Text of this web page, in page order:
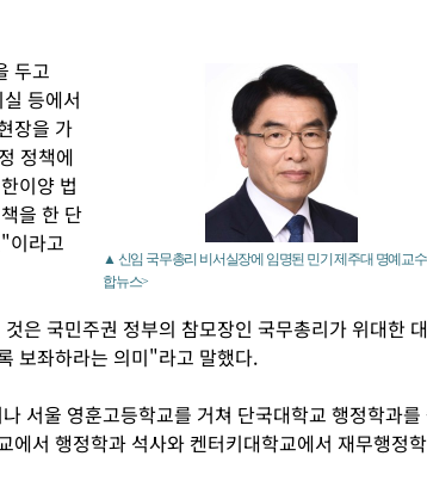
▲ 신임 국무총리 비서실장에 임명된 민기 제주대 명예교수
합뉴스>
두고
등에서
장을 가
정책에
이양 법
을 한 단
이라고
은 국민주권 정부의 참모장인 국무총리가 위대한
보좌하라는 의미"라고 말했다.
서울 영훈고등학교를 거쳐 단국대학교 행정학과를
에서 행정학과 석사와 켄터키대학교에서 재무행정